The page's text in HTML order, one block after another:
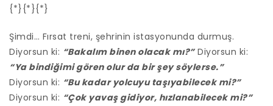
{*}{*}{*}
Şimdi… Fırsat treni, şehrinin istasyonunda durmuş.
Diyorsun ki: “Bakalım binen olacak mı?”Diyorsun ki:
“Ya bindiğimi gören olur da bir şey söylerse.”
Diyorsun ki: “Bu kadar yolcuyu taşıyabilecek mi?”
Diyorsun ki: “Çok yavaş gidiyor, hızlanabilecek mi?”